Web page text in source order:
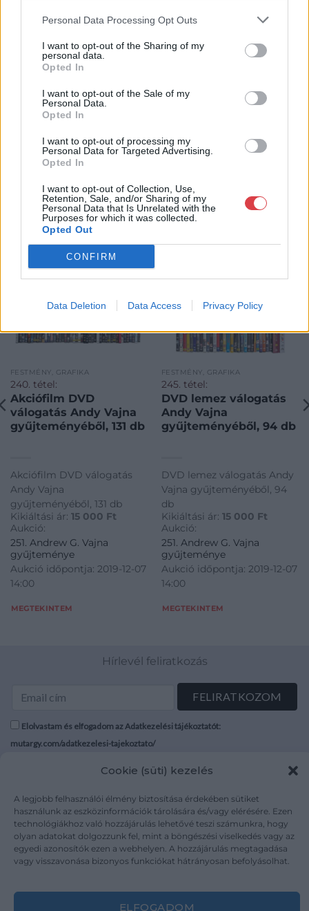
Personal Data Processing Opt Outs
I want to opt-out of the Sharing of my
personal data.
Opted In
I want to opt-out of the Sale of my
Personal Data.
Opted In
I want to opt-out of processing my
Personal Data for Targeted Advertising.
Opted In
I want to opt-out of Collection, Use,
Retention, Sale, and/or Sharing of my
Personal Data that Is Unrelated with the
Purposes for which it was collected.
Opted Out
CONFIRM
Data Deletion Data Access Privacy Policy
Cookie (süti) kezelés
A legjobb felhasználói élmény biztosítása érdekében sütiket
használunk az eszközinformációk tárolására és/vagy elérésére. Ezen
technológiákhoz való hozzájárulás lehetővé teszi számunkra, hogy
olyan adatokat dolgozzunk fel, mint a böngészési viselkedés vagy az
egyedi azonosítók ezen a webhelyen. A hozzájárulás megtagadása
vagy visszavonása bizonyos funkciókat hátrányosan befolyásolhat.
ELFOGADOM
néprajzi tárgyak értékesítése és aukcionálása. Hagyatékok és
a tárgyfelvétel folyamatos.
KAPCSOLÓDÓ MŰTÁRGYAK
FESTMÉNY, GRAFIKA
240. tétel:
Akciófilm DVD
válogatás Andy Vajna
gyűjteményéből, 131 db
Akciófilm DVD válogatás
Andy Vajna
gyűjteményéből, 131 db
Kikiáltási ár: 15 000 Ft
Aukció:
251. Andrew G. Vajna
gyűjteménye
Aukció időpontja: 2019-12-07
14:00
MEGTEKINTEM
FESTMÉNY, GRAFIKA
245. tétel:
DVD lemez válogatás
Andy Vajna
gyűjteményéből, 94 db
DVD lemez válogatás Andy
Vajna gyűjteményéből, 94
db
Kikiáltási ár: 15 000 Ft
Aukció:
251. Andrew G. Vajna
gyűjteménye
Aukció időpontja: 2019-12-07
14:00
MEGTEKINTEM
Hírlevél feliratkozás
Elolvastam és elfogadom az Adatkezelési tájékoztatót:
mutargy.com/adatkezelesi-tajekoztato/
Médiaajánlat
Karrier
Kapcsolat
Áraink
ÁSZF
Adatvédelem
Impresszum